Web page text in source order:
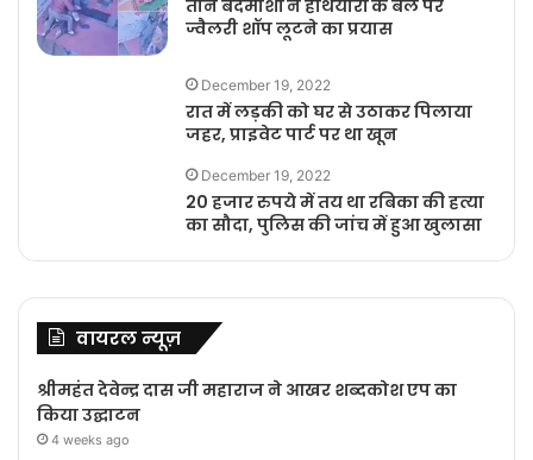
तीन बदमाशों ने हथियारों के बल पर
ज्वैलरी शॉप लूटने का प्रयास
December 19, 2022
रात में लड़की को घर से उठाकर पिलाया
जहर, प्राइवेट पार्ट पर था खून
December 19, 2022
20 हजार रुपये में तय था रबिका की हत्या
का सौदा, पुलिस की जांच में हुआ खुलासा
वायरल न्यूज़
श्रीमहंत देवेन्द्र दास जी महाराज ने आखर शब्दकोश एप का
किया उद्घाटन
4 weeks ago